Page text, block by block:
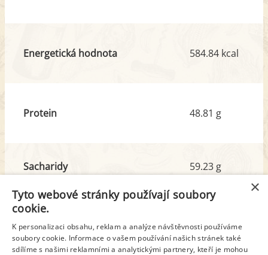
Energetická hodnota 584.84 kcal
Protein 48.81 g
Sacharidy
z toho cukr
59.23 g
5.61 g
Tuk
z toho nas. mastné kyseliny
15.81 g
4.82 g
×
Tyto webové stránky používají soubory
cookie.
K personalizaci obsahu, reklam a analýze návštěvnosti používáme
soubory cookie. Informace o vašem používání našich stránek také
sdílíme s našimi reklamními a analytickými partnery, kteří je mohou